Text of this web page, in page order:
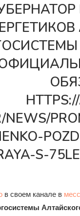
NEWS/
S-
в своем канале в